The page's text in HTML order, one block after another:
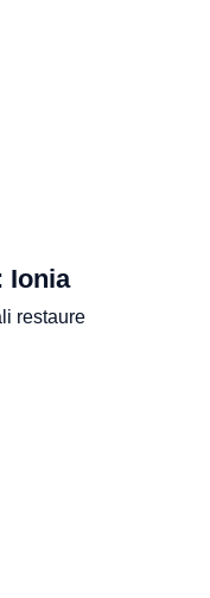
Ionia
restaure